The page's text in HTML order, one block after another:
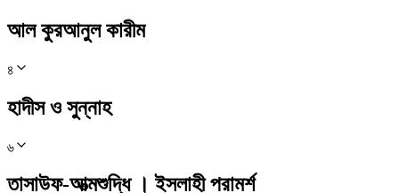
আল কুরআনুল কারীম
৪
হাদীস ও সুন্নাহ
৬
তাসাউফ-আত্মশুদ্ধি । ইসলাহী পরামর্শ